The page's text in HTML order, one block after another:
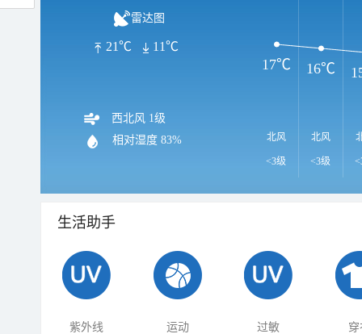
雷达图
21℃ 11℃
西北风 1级
相对湿度 83% 北风
<3级
北风
<3级
17℃ 16℃
生活助手
紫外线 运动 过敏 穿